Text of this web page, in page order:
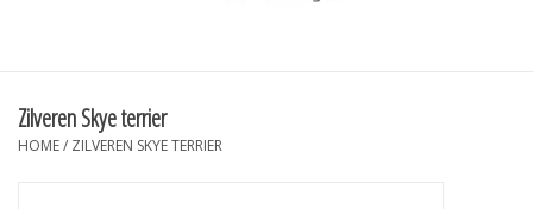
Informatie
Zilveren Skye terrier
HOME/ ZILVEREN SKYE TERRIER